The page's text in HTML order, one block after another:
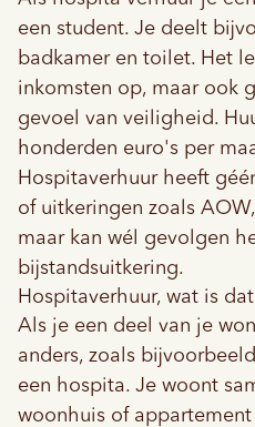
een student. Je deelt
badkamer en toilet. Het
inkomsten op, maar ook
gevoel van veiligheid.
honderden euro's per
Hospitaverhuur heeft
of uitkeringen zoals
maar kan wél gevolgen
bijstandsuitkering.
Hospitaverhuur, wat is
Als je een deel van je
anders, zoals
een hospita. Je woont
woonhuis of